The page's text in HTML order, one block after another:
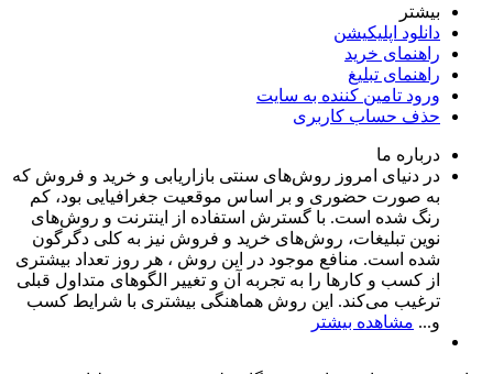
بیشتر
دانلود اپلیکیشن
راهنمای خرید
راهنمای تبلیغ
ورود تامین کننده به سایت
حذف حساب کاربری
درباره ما
در دنیای امروز روش‌های سنتی بازاریابی و خرید و فروش که
به صورت حضوری و بر اساس موقعیت جغرافیایی بود، کم
رنگ شده است. با گسترش استفاده از اینترنت و روش‌های
نوین تبلیغات، روش‌های خرید و فروش نیز به کلی دگرگون
شده است. منافع موجود در این روش ، هر روز تعداد بیشتری
از کسب و کارها را به تجربه‌ آن و تغییر الگوهای متداول قبلی
ترغیب می‌کند. این روش هماهنگی بیشتری با شرایط کسب
و... مشاهده بیشتر